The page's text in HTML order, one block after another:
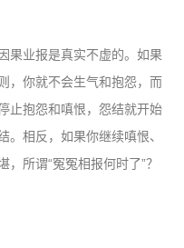
果业报是真实不虚的。如果
，你就不会生气和抱怨，而
止抱怨和嗔恨，怨结就开始
相反，如果你继续嗔恨、
所谓“冤冤相报何时了”？